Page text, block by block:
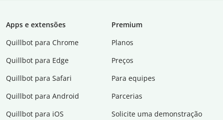
Apps e extensões
Quillbot para Chrome
Quillbot para Edge
Quillbot para Safari
Quillbot para Android
Quillbot para iOS
Premium
Planos
Preços
Para equipes
Parcerias
Solicite uma demonstração